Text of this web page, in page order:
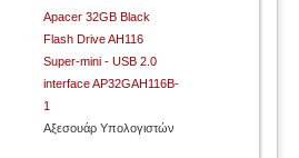
Apacer 32GB Black
Flash Drive AH116
Super-mini - USB 2.0
interface AP32GAH116B-
1
Αξεσουάρ Υπολογιστών